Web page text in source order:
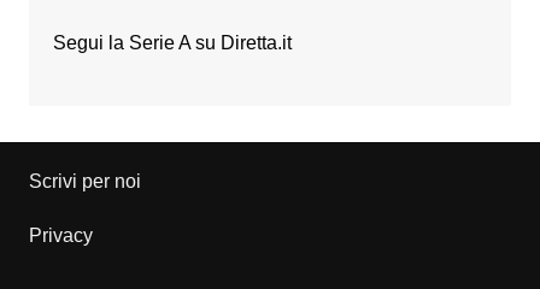
Segui la Serie A su Diretta.it
Scrivi per noi
Privacy